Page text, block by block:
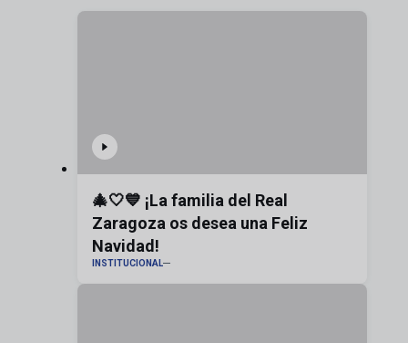
🎄🤍💙 ¡La familia del Real
Zaragoza os desea una Feliz
Navidad!
INSTITUCIONAL